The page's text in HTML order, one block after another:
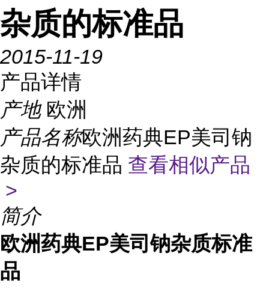
杂质的标准品
2015-11-19
产品详情
产地 欧洲
产品名称欧洲药典EP美司钠
杂质的标准品 查看相似产品
>
简介
欧洲药典EP美司钠杂质标准
品